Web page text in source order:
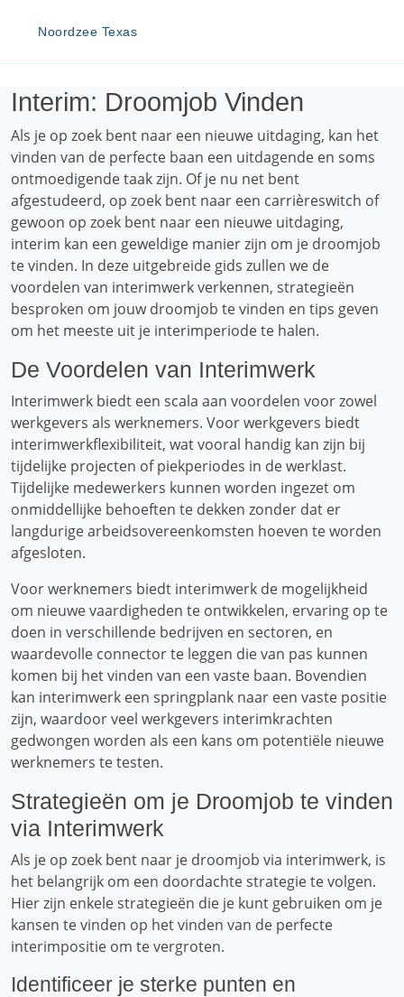
Noordzee Texas
Interim: Droomjob Vinden
Als je op zoek bent naar een nieuwe uitdaging, kan het
vinden van de perfecte baan een uitdagende en soms
ontmoedigende taak zijn. Of je nu net bent
afgestudeerd, op zoek bent naar een carrièreswitch of
gewoon op zoek bent naar een nieuwe uitdaging,
interim kan een geweldige manier zijn om je droomjob
te vinden. In deze uitgebreide gids zullen we de
voordelen van interimwerk verkennen, strategieën
besproken om jouw droomjob te vinden en tips geven
om het meeste uit je interimperiode te halen.
De Voordelen van Interimwerk
Interimwerk biedt een scala aan voordelen voor zowel
werkgevers als werknemers. Voor werkgevers biedt
interimwerkflexibiliteit, wat vooral handig kan zijn bij
tijdelijke projecten of piekperiodes in de werklast.
Tijdelijke medewerkers kunnen worden ingezet om
onmiddellijke behoeften te dekken zonder dat er
langdurige arbeidsovereenkomsten hoeven te worden
afgesloten.
Voor werknemers biedt interimwerk de mogelijkheid
om nieuwe vaardigheden te ontwikkelen, ervaring op te
doen in verschillende bedrijven en sectoren, en
waardevolle connector te leggen die van pas kunnen
komen bij het vinden van een vaste baan. Bovendien
kan interimwerk een springplank naar een vaste positie
zijn, waardoor veel werkgevers interimkrachten
gedwongen worden als een kans om potentiële nieuwe
werknemers te testen.
Strategieën om je Droomjob te vinden
via Interimwerk
Als je op zoek bent naar je droomjob via interimwerk, is
het belangrijk om een ​​doordachte strategie te volgen.
Hier zijn enkele strategieën die je kunt gebruiken om je
kansen te vinden op het vinden van de perfecte
interimpositie om te vergroten.
Identificeer je sterke punten en